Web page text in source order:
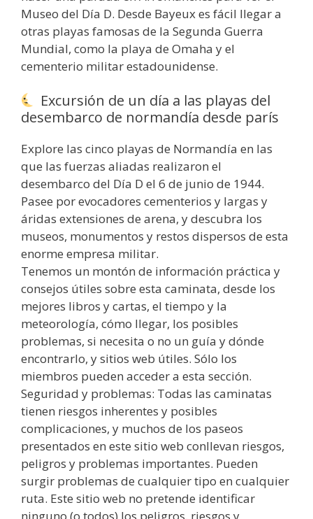
Museo del Día D. Desde Bayeux es fácil llegar a
otras playas famosas de la Segunda Guerra
Mundial, como la playa de Omaha y el
cementerio militar estadounidense.
Excursión de un día a las playas del
desembarco de normandía desde parís
Explore las cinco playas de Normandía en las
que las fuerzas aliadas realizaron el
desembarco del Día D el 6 de junio de 1944.
Pasee por evocadores cementerios y largas y
áridas extensiones de arena, y descubra los
museos, monumentos y restos dispersos de esta
enorme empresa militar.
Tenemos un montón de información práctica y
consejos útiles sobre esta caminata, desde los
mejores libros y cartas, el tiempo y la
meteorología, cómo llegar, los posibles
problemas, si necesita o no un guía y dónde
encontrarlo, y sitios web útiles. Sólo los
miembros pueden acceder a esta sección.
Seguridad y problemas: Todas las caminatas
tienen riesgos inherentes y posibles
complicaciones, y muchos de los paseos
presentados en este sitio web conllevan riesgos,
peligros y problemas importantes. Pueden
surgir problemas de cualquier tipo en cualquier
ruta. Este sitio web no pretende identificar